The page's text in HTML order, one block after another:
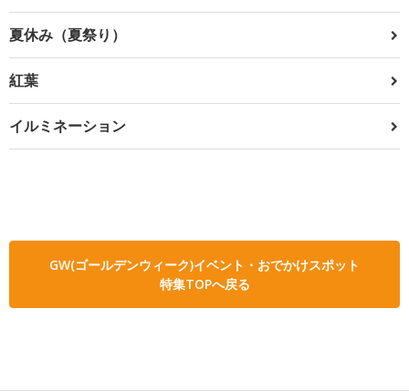
夏休み（夏祭り）
紅葉
イルミネーション
GW(ゴールデンウィーク)イベント・おでかけスポット
特集TOPへ戻る